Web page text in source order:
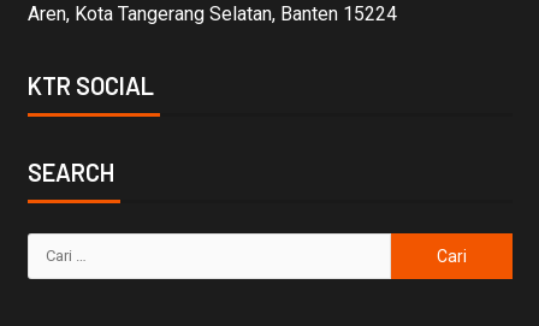
Aren, Kota Tangerang Selatan, Banten 15224
KTR SOCIAL
SEARCH